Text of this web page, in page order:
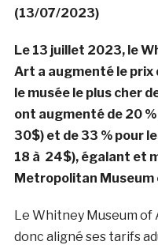
(13/07/2023)
Le 13 juillet 2023, le
Art a augmenté le prix
le musée le plus cher
ont augmenté de 20
30$) et de 33 % pour
18 à 24$), égalant et
Metropolitan Museum
Le Whitney Museum of
donc aligné ses tarifs